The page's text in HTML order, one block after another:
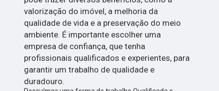
valorização do imóvel, a melhoria da
qualidade de vida e a preservação do meio
ambiente. É importante escolher uma
empresa de confiança, que tenha
profissionais qualificados e experientes, para
garantir um trabalho de qualidade e
duradouro.